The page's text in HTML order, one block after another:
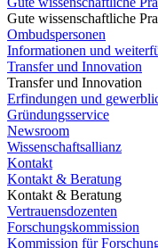
Gute wissenschaftliche
Ombudspersonen
Informationen und
Transfer und Innovation
Transfer und Innovation
Erfindungen und
Gründungsservice
Newsroom
Wissenschaftsallianz
Kontakt
Kontakt & Beratung
Kontakt & Beratung
Vertrauensdozenten
Forschungskommission
Kommission für